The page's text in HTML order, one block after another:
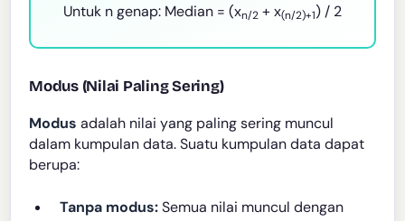
Untuk n genap: Median = (xn/2 + x(n/2)+1) / 2
Modus (Nilai Paling Sering)
Modus adalah nilai yang paling sering muncul
dalam kumpulan data. Suatu kumpulan data dapat
berupa:
Tanpa modus:Semua nilai muncul dengan